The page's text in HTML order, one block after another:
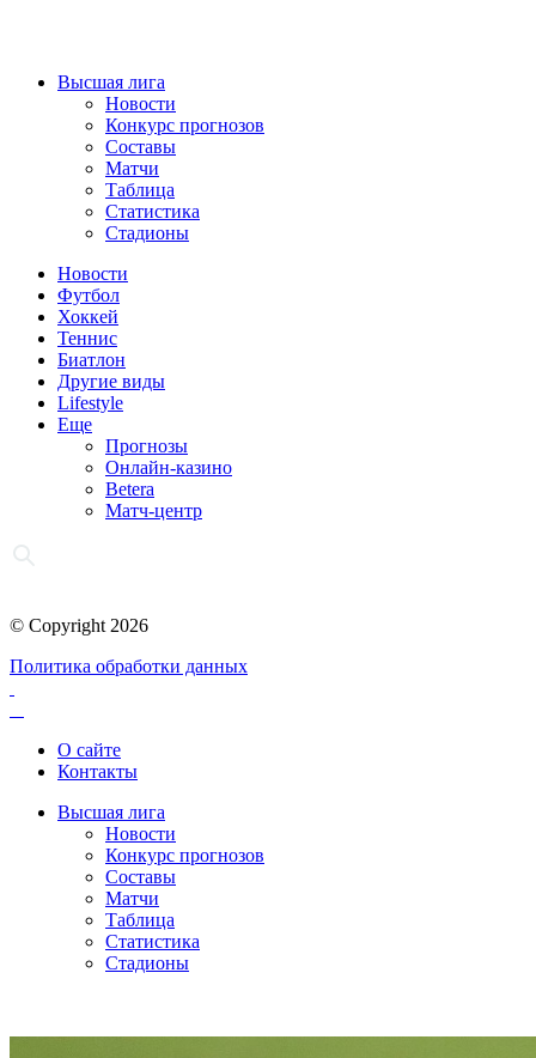
Высшая лига
Новости
Конкурс прогнозов
Составы
Матчи
Таблица
Статистика
Стадионы
Новости
Футбол
Хоккей
Теннис
Биатлон
Другие виды
Lifestyle
Еще
Прогнозы
Онлайн-казино
Betera
Матч-центр
© Copyright 2026
Политика обработки данных
О сайте
Контакты
Высшая лига
Новости
Конкурс прогнозов
Составы
Матчи
Таблица
Статистика
Стадионы